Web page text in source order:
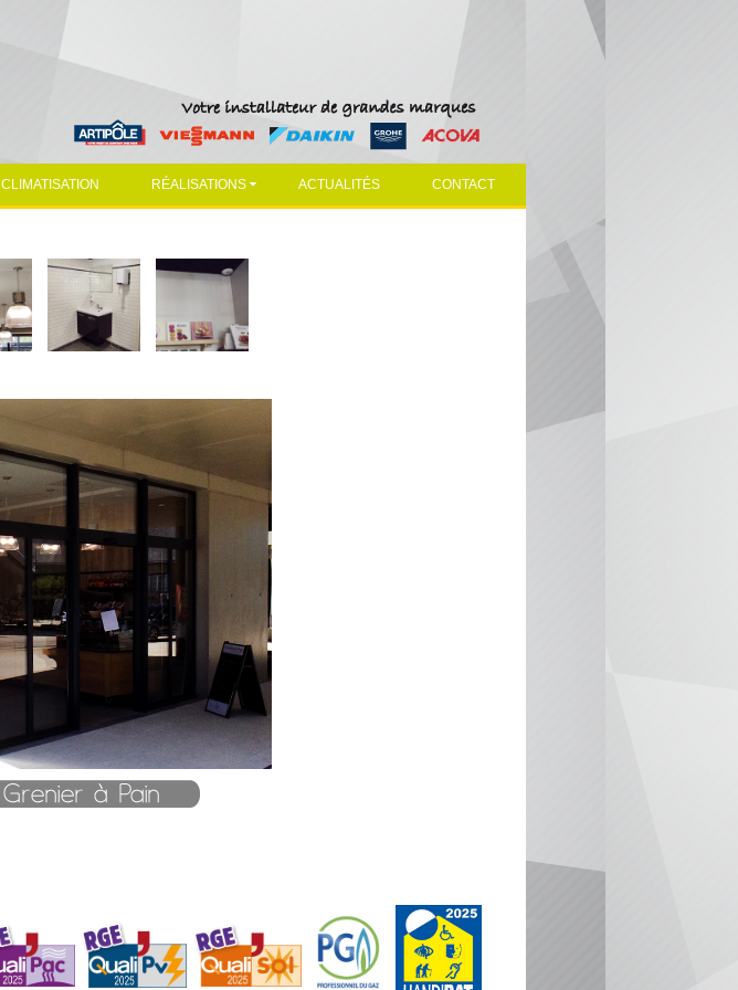
CLIMATISATION RÉALISATIONS ACTUALITÉS CONTACT